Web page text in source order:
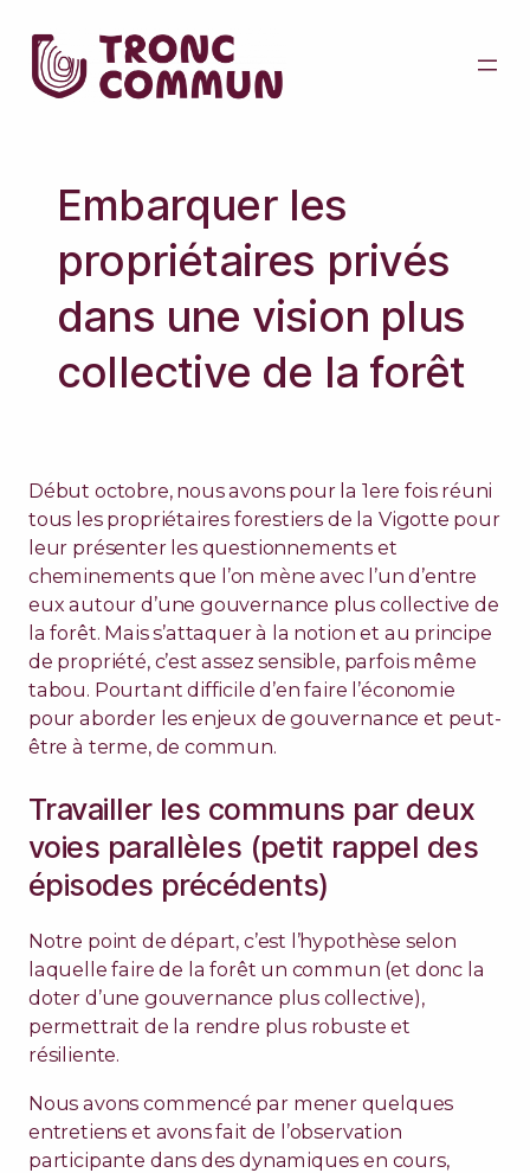
Embarquer les
propriétaires privés
dans une vision plus
collective de la forêt
Début octobre, nous avons pour la 1ere fois réuni
tous les propriétaires forestiers de la Vigotte pour
leur présenter les questionnements et
cheminements que l’on mène avec l’un d’entre
eux autour d’une gouvernance plus collective de
la forêt. Mais s’attaquer à la notion et au principe
de propriété, c’est assez sensible, parfois même
tabou. Pourtant difficile d’en faire l’économie
pour aborder les enjeux de gouvernance et peut-
être à terme, de commun.
Travailler les communs par deux
voies parallèles (petit rappel des
épisodes précédents)
Notre point de départ, c’est l’hypothèse selon
laquelle faire de la forêt un commun (et donc la
doter d’une gouvernance plus collective),
permettrait de la rendre plus robuste et
résiliente.
Nous avons commencé par mener quelques
entretiens et avons fait de l’observation
participante dans des dynamiques en cours,